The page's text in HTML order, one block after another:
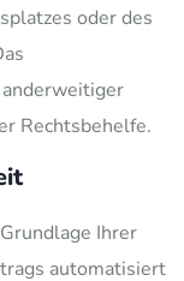
oder des
Rechtsbehelfe.
Ihrer
automatisiert